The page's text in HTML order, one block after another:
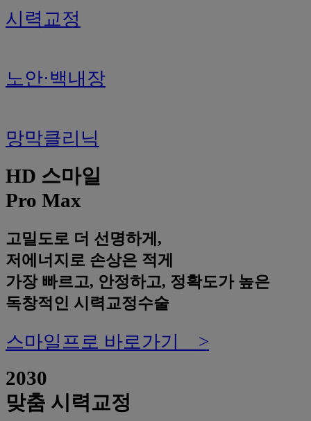
시력교정
노안·백내장
망막클리닉
HD 스마일
Pro Max
고밀도로 더 선명하게,
저에너지로 손상은 적게
가장 빠르고, 안정하고, 정확도가 높은
독창적인 시력교정수술
스마일프로 바로가기 >
2030
맞춤 시력교정